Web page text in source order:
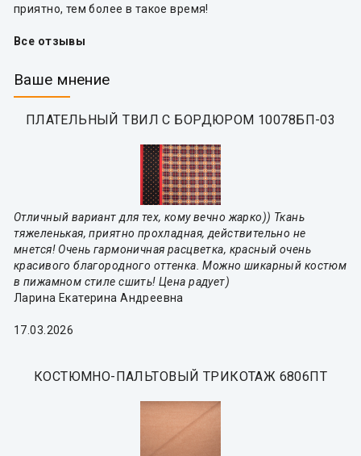
приятно, тем более в такое время!
Все отзывы
Ваше мнение
ПЛАТЕЛЬНЫЙ ТВИЛ С БОРДЮРОМ 10078БП-03
Отличный вариант для тех, кому вечно жарко)) Ткань
тяжеленькая, приятно прохладная, действительно не
мнется! Очень гармоничная расцветка, красный очень
красивого благородного оттенка. Можно шикарный костюм
в пижамном стиле сшить! Цена радует)
Ларина Екатерина Андреевна
17.03.2026
КОСТЮМНО-ПАЛЬТОВЫЙ ТРИКОТАЖ 6806ПТ